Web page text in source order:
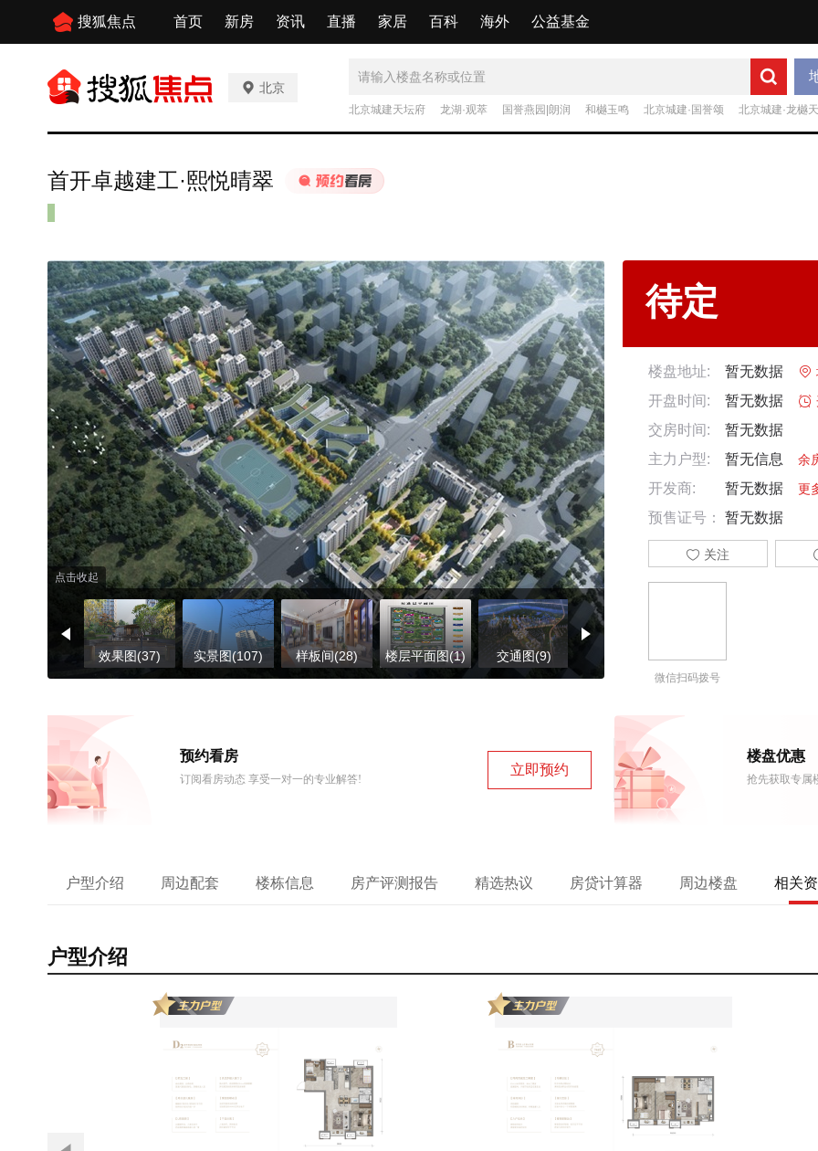
搜狐焦点 首页 新房 资讯 直播 家居 百科 海外 公益基金
北京
北京城建天坛府 龙湖·观萃 国誉燕园|朗润 和樾玉鸣 北京城建·国誉颂 北京城建·龙樾
首开卓越建工·熙悦晴翠
点击收起
效果图(37) 实景图(107) 样板间(28) 楼层平面图(1) 交通图(9)
待定
楼盘地址: 暂无数据 
开盘时间: 暂无数据 
交房时间:
暂无数据
主力户型:
暂无信息 余
开发商: 暂无数据 更
预售证号： 暂无数据
 关注
微信扫码拨号
预约看房
订阅看房动态 享受一对一的专业解答!
立即预约
楼盘优惠
抢先获取专属
户型介绍 周边配套 楼栋信息 房产评测报告 精选热议 房贷计算器 周边楼盘 相关
户型介绍